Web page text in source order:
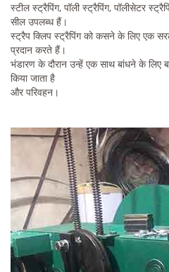
स्टील स्ट्रैपिंग, पॉली स्ट्रैपिंग, पॉलीसेटर
सील उपलब्ध हैं।
स्ट्रैप क्लिप स्ट्रैपिंग को कसने के लिए एक
प्रदान करते हैं।
भंडारण के दौरान उन्हें एक साथ बांधने के लिए
किया जाता है
और परिवहन।